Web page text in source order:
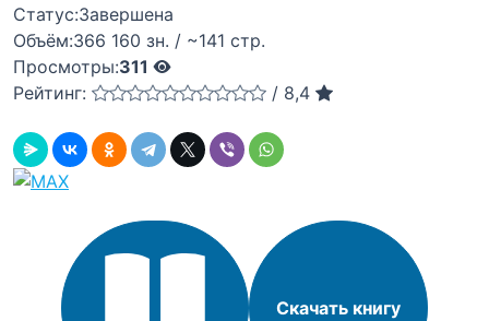
Статус:Завершена
Объём:366 160 зн. / ~141 стр.
Просмотры:311
Рейтинг:
/ 8,4
Скачать книгу